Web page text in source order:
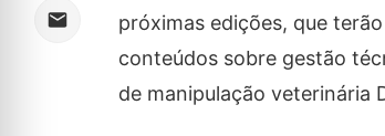
próximas edições, que
conteúdos sobre gestão
de manipulação veterinária